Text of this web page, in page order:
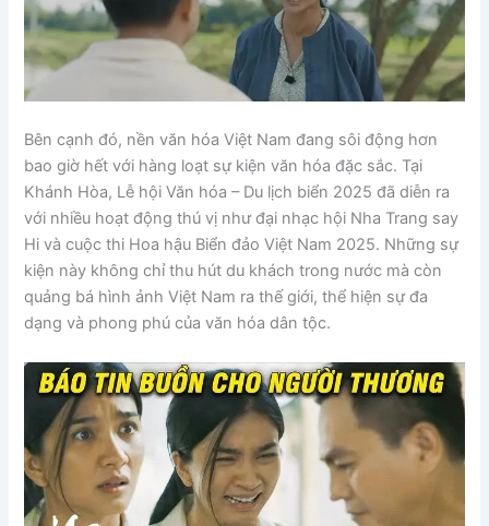
Bên cạnh đó, nền văn hóa Việt Nam đang sôi động hơn
bao giờ hết với hàng loạt sự kiện văn hóa đặc sắc. Tại
Khánh Hòa, Lễ hội Văn hóa – Du lịch biển 2025 đã diễn ra
với nhiều hoạt động thú vị như đại nhạc hội Nha Trang say
Hi và cuộc thi Hoa hậu Biển đảo Việt Nam 2025. Những sự
kiện này không chỉ thu hút du khách trong nước mà còn
quảng bá hình ảnh Việt Nam ra thế giới, thể hiện sự đa
dạng và phong phú của văn hóa dân tộc.